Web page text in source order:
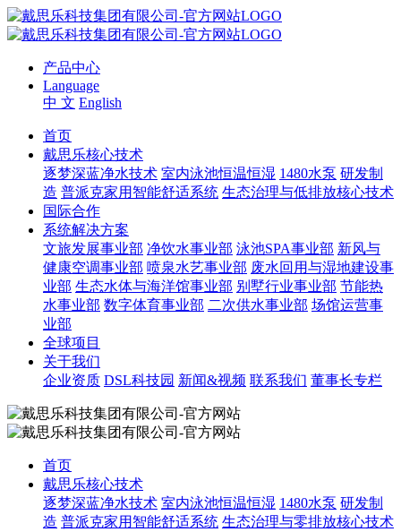
产品中心
Language
中 文 English
首页
戴思乐核心技术
逐梦深蓝净水技术 室内泳池恒温恒湿 1480水泵 研发制
造 普派克家用智能舒适系统 生态治理与低排放核心技术
国际合作
系统解决方案
文旅发展事业部 净饮水事业部 泳池SPA事业部 新风与
健康空调事业部 喷泉水艺事业部 废水回用与湿地建设事
业部 生态水体与海洋馆事业部 别墅行业事业部 节能热
水事业部 数字体育事业部 二次供水事业部 场馆运营事
业部
全球项目
关于我们
企业资质 DSL科技园 新闻&视频 联系我们 董事长专栏
首页
戴思乐核心技术
逐梦深蓝净水技术 室内泳池恒温恒湿 1480水泵 研发制
造 普派克家用智能舒适系统 生态治理与零排放核心技术